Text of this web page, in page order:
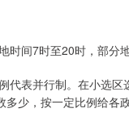
间7时至20时，部分地
表并行制。在小选区
少，按一定比例给各